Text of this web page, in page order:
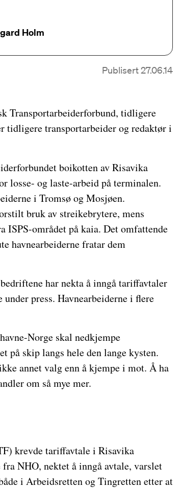
Holm
Publisert 27.06.14
Transportarbeiderforbund, tidligere
tidligere transportarbeider og redaktør i
boikotten av Risavika
losse- og laste-arbeid på terminalen.
i Tromsø og Mosjøen.
bruk av streikebrytere, mens
ISPS-området på kaia. Det omfattende
havnearbeiderne fratar dem
har nekta å inngå tariffavtaler
press. Havnearbeiderne i flere
Norge skal nedkjempe
på skip langs hele den lange kysten.
annet valg enn å kjempe i mot. Å ha
om så mye mer.
krevde tariffavtale i Risavika
NHO, nektet å inngå avtale, varslet
i Arbeidsretten og Tingretten etter at